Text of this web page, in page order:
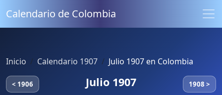
Calendario de Colombia
Inicio Calendario 1907 Julio 1907 en Colombia
< 1906 Julio 1907 1908 >